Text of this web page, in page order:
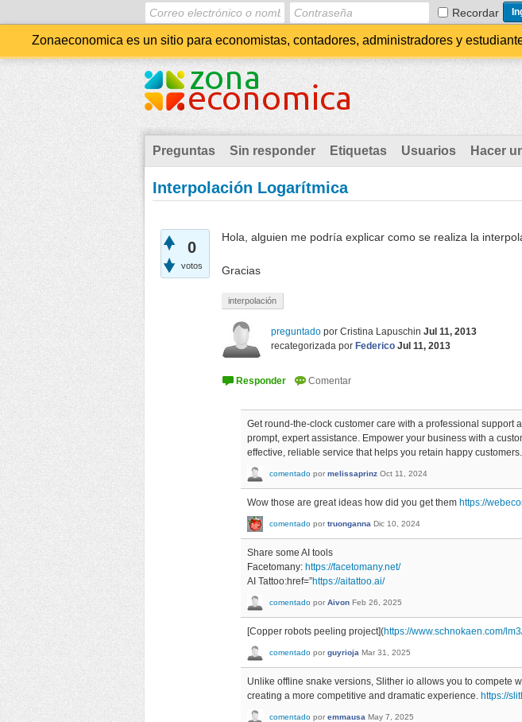
Recordar
Zonaeconomica es un sitio para economistas, contadores, administradores y
Preguntas Sin responder Etiquetas Usuarios Hacer
Interpolación Logarítmica
0
votos
Hola, alguien me podría explicar como se realiza la
Gracias
interpolación
preguntado por Cristina Lapuschin Jul 11, 2013
recategorizada por Federico Jul 11, 2013
Get round-the-clock customer care with a professional support
prompt, expert assistance. Empower your business with a
effective, reliable service that helps you retain happy customers.
comentado por melissaprinz Oct 11, 2024
Wow those are great ideas how did you get them https://
comentado por truonganna Dic 10, 2024
Share some AI tools
Facetomany: https://facetomany.net/
AI Tattoo:href=”https://aitattoo.ai/
comentado por Aivon Feb 26, 2025
[Copper robots peeling project](https://www.schnokaen.com/
comentado por guyrioja Mar 31, 2025
Unlike offline snake versions, Slither io allows you to compete
creating a more competitive and dramatic experience. https://
comentado por emmausa May 7, 2025